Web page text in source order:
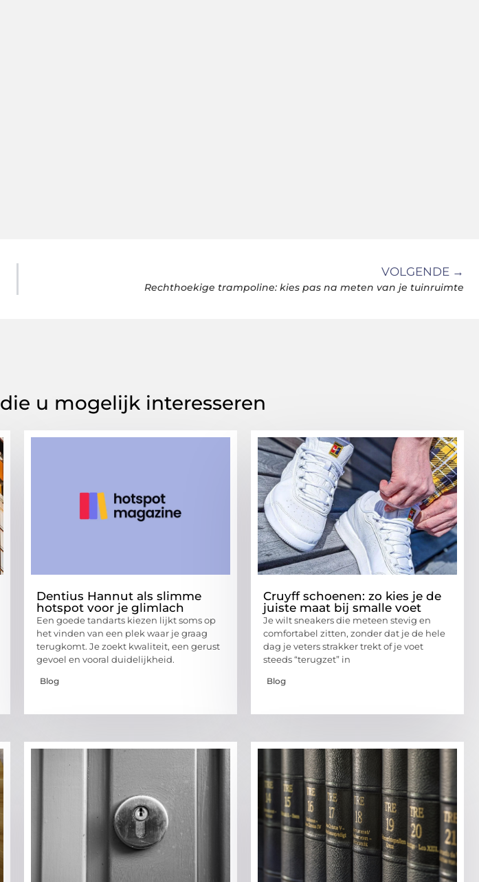
VOLGENDE →
Rechthoekige trampoline: kies pas na meten van je tuinruimte
die u mogelijk interesseren
Dentius Hannut als slimme
hotspot voor je glimlach
Een goede tandarts kiezen lijkt soms op
het vinden van een plek waar je graag
terugkomt. Je zoekt kwaliteit, een gerust
gevoel en vooral duidelijkheid.
Blog
Cruyff schoenen: zo kies je de
juiste maat bij smalle voet
Je wilt sneakers die meteen stevig en
comfortabel zitten, zonder dat je de hele
dag je veters strakker trekt of je voet
steeds “terugzet” in
Blog